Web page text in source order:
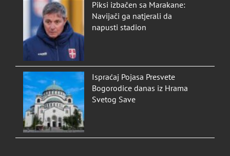
Piksi izbačen sa Marakane:
Navijači ga natjerali da
napusti stadion
Ispraćaj Pojasa Presvete
Bogorodice danas iz Hrama
Svetog Save